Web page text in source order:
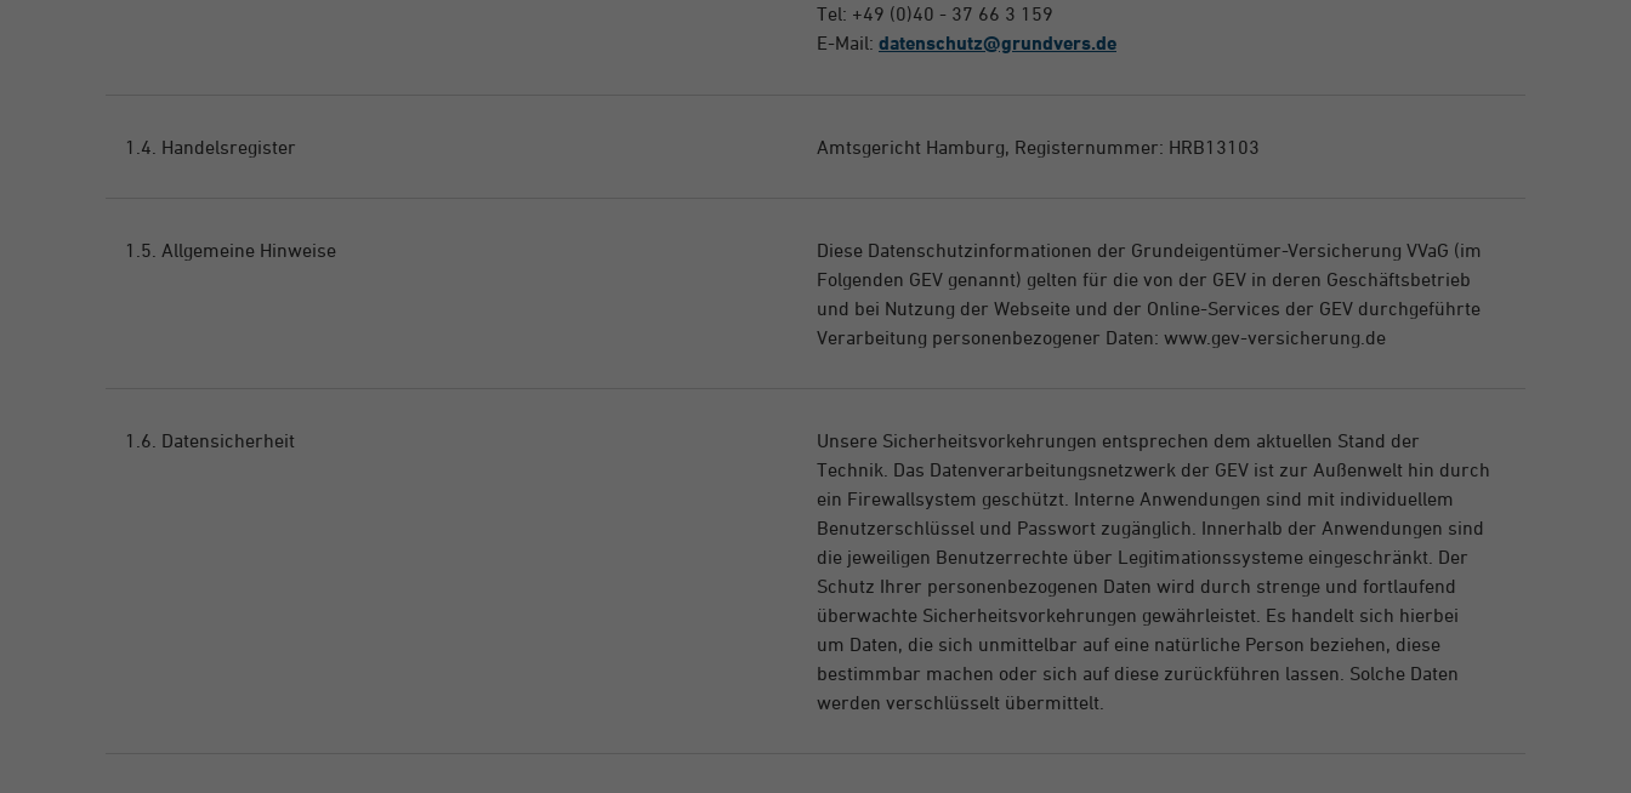
Tel: +49 (0)40 - 37 66 3 159
E-Mail: datenschutz@grundvers.de
1.4. Handelsregister Amtsgericht Hamburg, Registernummer: HRB13103
1.5. Allgemeine Hinweise
Diese Datenschutzinformationen der Grundeigentümer-Versicherung VVaG (im
Folgenden GEV genannt) gelten für die von der GEV in deren Geschäftsbetrieb
und bei Nutzung der Webseite und der Online-Services der GEV durchgeführte
Verarbeitung personenbezogener Daten: www.gev-versicherung.de
1.6. Datensicherheit
Unsere Sicherheitsvorkehrungen entsprechen dem aktuellen Stand der
Technik. Das Datenverarbeitungsnetzwerk der GEV ist zur Außenwelt hin durch
ein Firewallsystem geschützt. Interne Anwendungen sind mit individuellem
Benutzerschlüssel und Passwort zugänglich. Innerhalb der Anwendungen sind
die jeweiligen Benutzerrechte über Legitimationssysteme eingeschränkt. Der
Schutz Ihrer personenbezogenen Daten wird durch strenge und fortlaufend
überwachte Sicherheitsvorkehrungen gewährleistet. Es handelt sich hierbei
um Daten, die sich unmittelbar auf eine natürliche Person beziehen, diese
bestimmbar machen oder sich auf diese zurückführen lassen. Solche Daten
werden verschlüsselt übermittelt.